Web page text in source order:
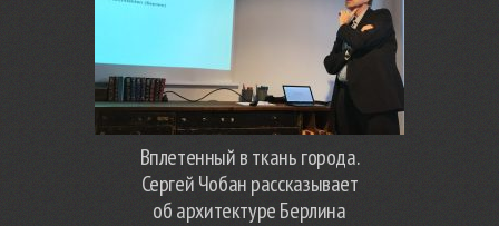
Вплетенный в ткань города.
Сергей Чобан рассказывает
об архитектуре Берлина